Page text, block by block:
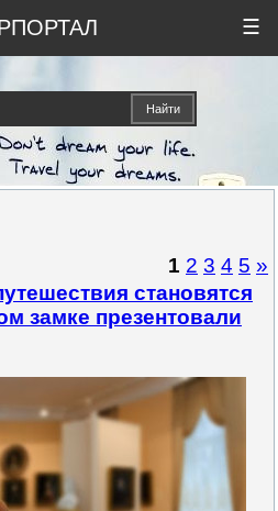
☰
1 2 3 4 5 »
становятся
замке презентовали